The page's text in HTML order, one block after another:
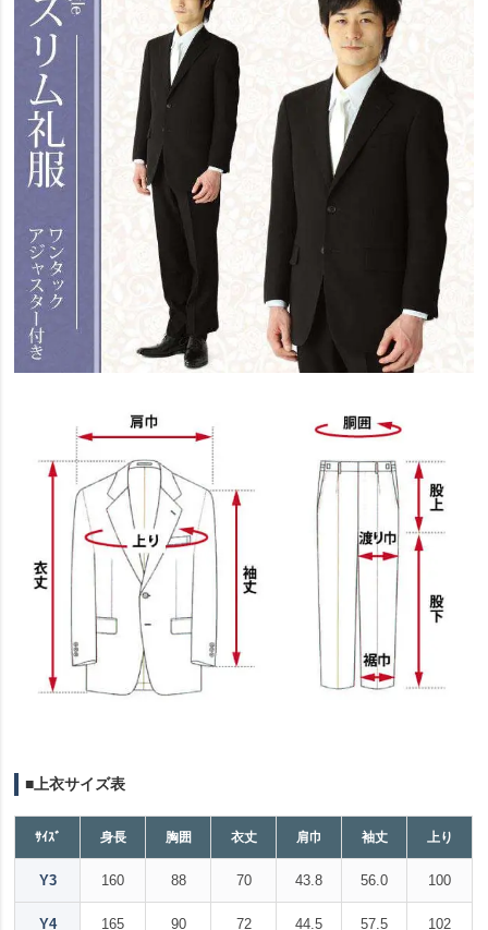
■上衣サイズ表
ｻｲｽﾞ 身長 胸囲 衣丈 肩巾 袖丈 上り
Y3 160 88 70 43.8 56.0 100
Y4 165 90 72 44.5 57.5 102